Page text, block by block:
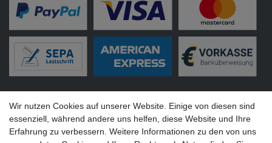
Wir nutzen Cookies auf unserer Website. Einige von diesen sind
essenziell, während andere uns helfen, diese Website und Ihre
Erfahrung zu verbessern. Weitere Informationen zu den von uns